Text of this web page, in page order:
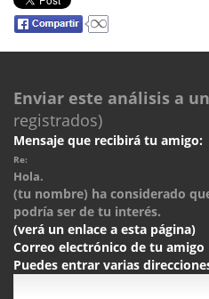
Enviar este análisis a
registrados)
Mensaje que recibirá tu amigo:
Re:
Hola.
(tu nombre) ha considerado
podría ser de tu interés.
(verá un enlace a esta página)
Correo electrónico de tu amigo
Puedes entrar varias